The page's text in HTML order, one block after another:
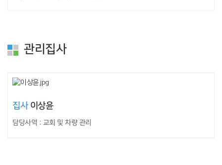
관리집사
집사 이상윤
담당사역 : 교회 및 차량 관리